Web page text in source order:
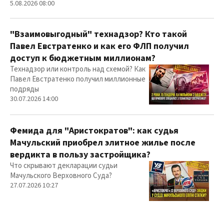
5.08.2026 08:00
"Взаимовыгодный" технадзор? Кто такой
Павел Евстратенко и как его ФЛП получил
доступ к бюджетным миллионам?
Технадзор или контроль над схемой? Как
Павел Евстратенко получил миллионные
подряды
30.07.2026 14:00
Фемида для "Аристократов": как судья
Мачульский приобрел элитное жилье после
вердикта в пользу застройщика?
Что скрывают декларации судьи
Мачульского Верховного Суда?
27.07.2026 10:27